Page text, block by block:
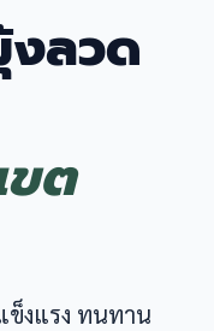
ลวด
ขต
ข็งแรง ทนทาน